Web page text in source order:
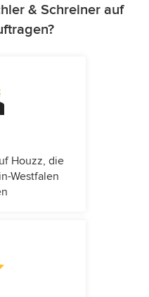
& Schreiner auf
Houzz, die
Westfalen